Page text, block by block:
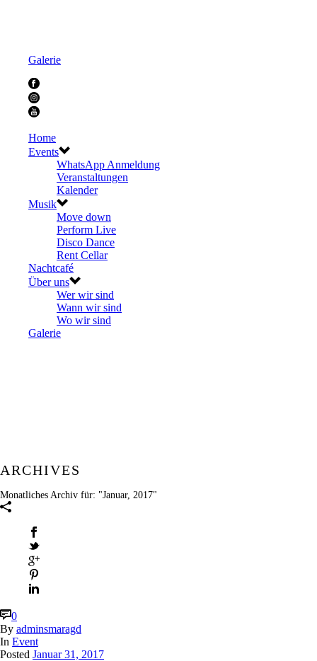
Galerie
Home
Events
WhatsApp Anmeldung
Veranstaltungen
Kalender
Musik
Move down
Perform Live
Disco Dance
Rent Cellar
Nachtcafé
Über uns
Wer wir sind
Wann wir sind
Wo wir sind
Galerie
ARCHIVES
Monatliches Archiv für: "Januar, 2017"
0
By adminsmaragd
In Event
Posted Januar 31, 2017